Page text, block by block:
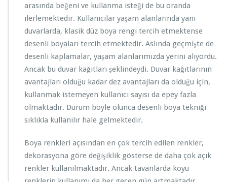
arasında beğeni ve kullanma isteği de bu oranda
ilerlemektedir. Kullanıcılar yaşam alanlarında yani
duvarlarda, klasik düz boya rengi tercih etmektense
desenli boyaları tercih etmektedir. Aslında geçmişte de
desenli kaplamalar, yaşam alanlarımızda yerini alıyordu.
Ancak bu duvar kağıtları şeklindeydi. Duvar kağıtlarının
avantajları olduğu kadar dez avantajları da olduğu için,
kullanmak istemeyen kullanıcı sayısı da epey fazla
olmaktadır. Durum böyle olunca desenli boya tekniği
sıklıkla kullanılır hale gelmektedir.
Boya renkleri açısından en çok tercih edilen renkler,
dekorasyona göre değişiklik gösterse de daha çok açık
renkler kullanılmaktadır. Ancak tavanlarda koyu